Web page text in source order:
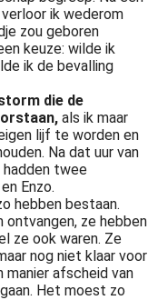
ik wederom
zou geboren
keuze: wilde ik
ik de bevalling
die de
als ik maar
lijf te worden en
Na dat uur van
hadden twee
Enzo.
hebben bestaan.
ontvangen, ze hebben
ze ook waren. Ze
nog niet klaar voor
manier afscheid van
Het moest zo